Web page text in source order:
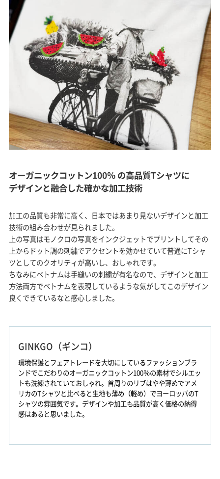
オーガニックコットン100％ の高品質Tシャツに
デザインと融合した確かな加工技術
加工の品質も非常に高く、日本ではあまり見ないデザインと加工
技術の組み合わせが見られました。
上の写真はモノクロの写真をインクジェットでプリントしてその
上からドット調の刺繍でアクセントを効かせていて普通にTシャ
ツとしてのクオリティが高いし、おしゃれです。
ちなみにベトナムは手縫いの刺繍が有名なので、デザインと加工
方法両方でベトナムを表現しているような気がしてこのデザイン
良くできているなと感心しました。
GINKGO（ギンコ）
環境保護とフェアトレードを大切にしているファッションブラ
ンドでこだわりのオーガニックコットン100％の素材でシルエッ
トも洗練されていておしゃれ。首周りのリブはやや薄めでアメ
リカのTシャツと比べると生地も薄め（軽め）でヨーロッパのT
シャツの雰囲気です。デザインや加工も品質が高く価格の納得
感はあると思いました。